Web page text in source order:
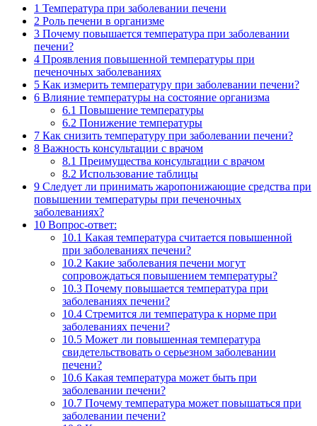
1 Температура при заболевании печени
2 Роль печени в организме
3 Почему повышается температура при заболевании
печени?
4 Проявления повышенной температуры при
печеночных заболеваниях
5 Как измерить температуру при заболевании печени?
6 Влияние температуры на состояние организма
6.1 Повышение температуры
6.2 Понижение температуры
7 Как снизить температуру при заболевании печени?
8 Важность консультации с врачом
8.1 Преимущества консультации с врачом
8.2 Использование таблицы
9 Следует ли принимать жаропонижающие средства при
повышении температуры при печеночных
заболеваниях?
10 Вопрос-ответ:
10.1 Какая температура считается повышенной
при заболеваниях печени?
10.2 Какие заболевания печени могут
сопровождаться повышением температуры?
10.3 Почему повышается температура при
заболеваниях печени?
10.4 Стремится ли температура к норме при
заболеваниях печени?
10.5 Может ли повышенная температура
свидетельствовать о серьезном заболевании
печени?
10.6 Какая температура может быть при
заболевании печени?
10.7 Почему температура может повышаться при
заболевании печени?